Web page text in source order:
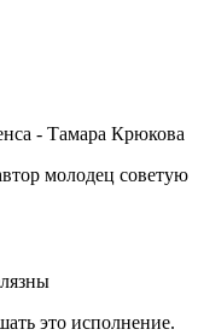
- Тамара Крюкова
молодец советую
это исполнение.